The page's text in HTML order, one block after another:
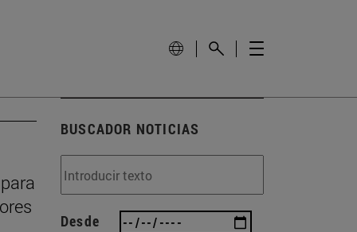
BUSCADOR NOTICIAS
Desde